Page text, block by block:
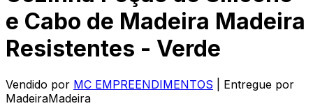
e Cabo de Madeira Madeira
Resistentes - Verde
Vendido por MC EMPREENDIMENTOS
| Entregue por
MadeiraMadeira